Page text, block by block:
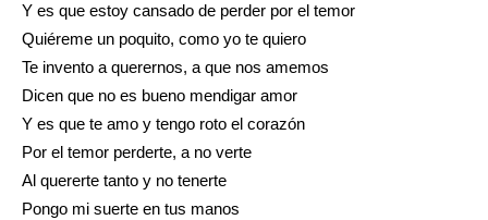
Y es que estoy cansado de perder por el temor
Quiéreme un poquito, como yo te quiero
Te invento a querernos, a que nos amemos
Dicen que no es bueno mendigar amor
Y es que te amo y tengo roto el corazón
Por el temor perderte, a no verte
Al quererte tanto y no tenerte
Pongo mi suerte en tus manos